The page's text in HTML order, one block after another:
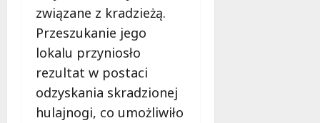
związane z kradzieżą.
Przeszukanie jego
lokalu przyniosło
rezultat w postaci
odzyskania skradzionej
hulajnogi, co umożliwiło